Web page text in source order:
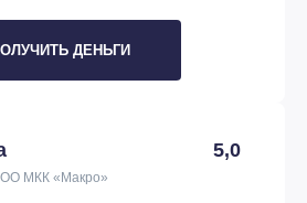
ДЕНЬГИ
5,0
МКК «Макро»